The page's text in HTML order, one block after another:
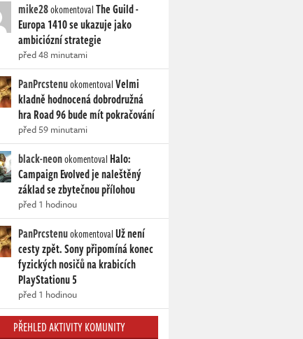
mike28okomentovalThe Guild -
Europa 1410 se ukazuje jako
ambiciózní strategie
před 48 minutami
PanPrcstenuokomentovalVelmi
kladně hodnocená dobrodružná
hra Road 96 bude mít pokračování
před 59 minutami
black-neonokomentoval Halo:
Campaign Evolved je naleštěný
základ se zbytečnou přílohou
před 1 hodinou
PanPrcstenuokomentovalUž není
cesty zpět. Sony připomíná konec
fyzických nosičů na krabicích
PlayStationu 5
před 1 hodinou
PŘEHLED AKTIVITY KOMUNITY